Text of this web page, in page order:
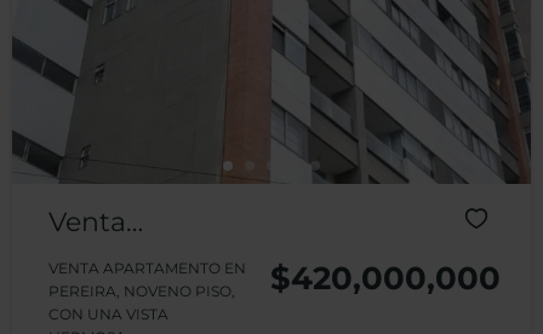
Venta
Apartamento
Edificio Trilogía
VENTA APARTAMENTO EN
PEREIRA, NOVENO PISO,
CON UNA VISTA
$420,000,000